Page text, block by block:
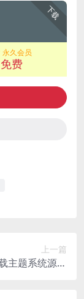
下载
永久会员
免费
上一篇